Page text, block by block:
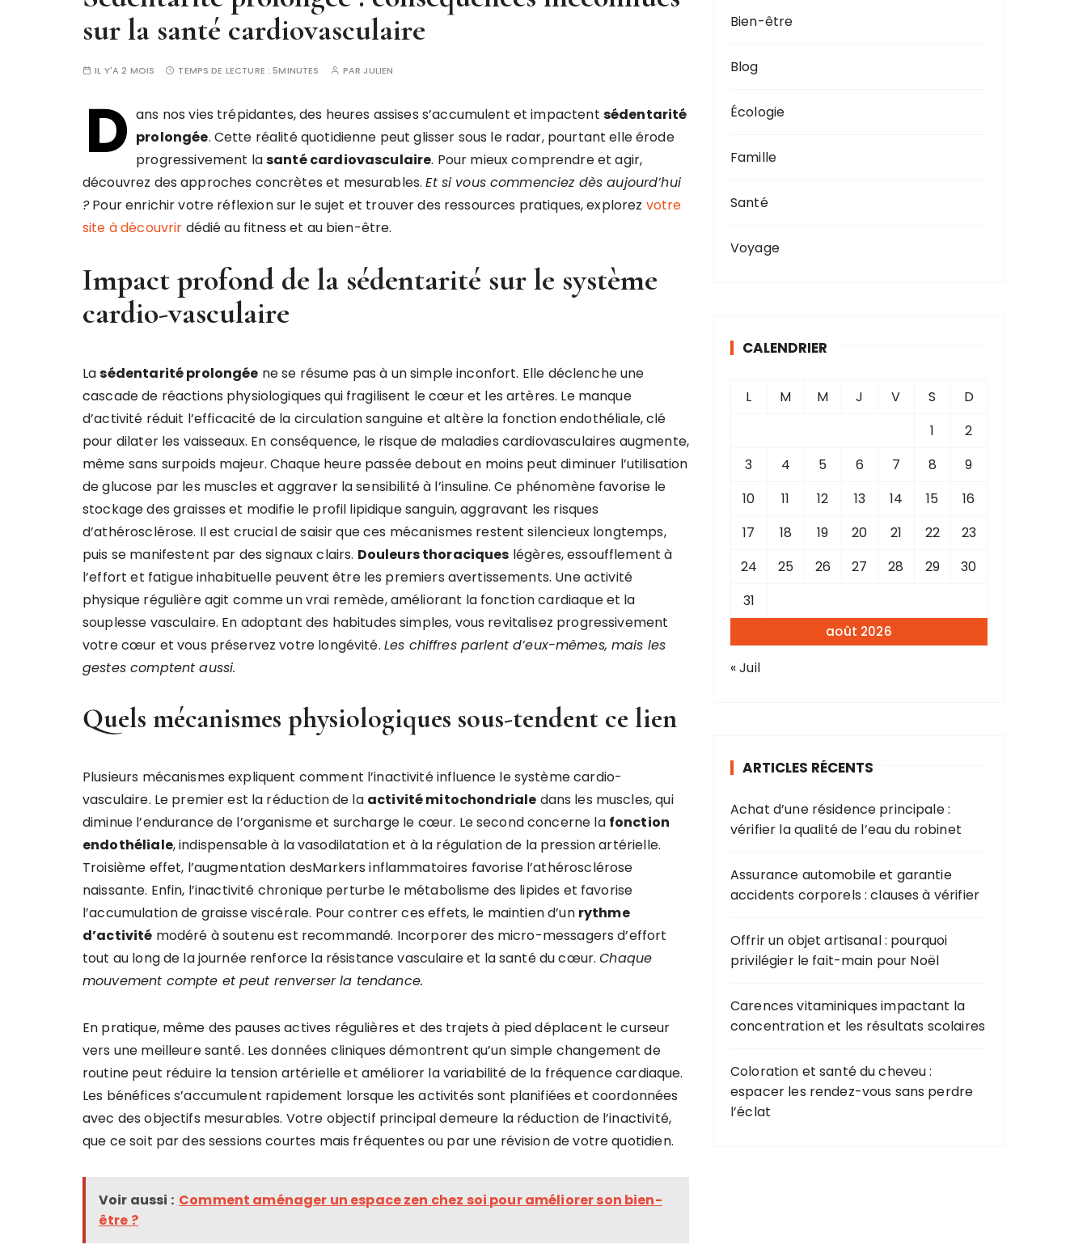
sur la santé cardiovasculaire
IL Y'A 2 MOIS TEMPS DE LECTURE :5MINUTES PAR JULIEN
D ans nos vies trépidantes, des heures assises s’accumulent et impactent sédentarité
prolongée. Cette réalité quotidienne peut glisser sous le radar, pourtant elle érode
progressivement lasanté cardiovasculaire. Pour mieux comprendre et agir,
découvrez des approches concrètes et mesurables.Et si vous commenciez dès aujourd’hui
?Pour enrichir votre réflexion sur le sujet et trouver des ressources pratiques, explorez votre
site à découvrir dédié au fitness et au bien-être.
Impact profond de la sédentarité sur le système
cardio-vasculaire
Lasédentarité prolongée ne se résume pas à un simple inconfort. Elle déclenche une
cascade de réactions physiologiques qui fragilisent le cœur et les artères. Le manque
d’activité réduit l’efficacité de la circulation sanguine et altère la fonction endothéliale, clé
pour dilater les vaisseaux. En conséquence, le risque de maladies cardiovasculaires augmente,
même sans surpoids majeur. Chaque heure passée debout en moins peut diminuer l’utilisation
de glucose par les muscles et aggraver la sensibilité à l’insuline. Ce phénomène favorise le
stockage des graisses et modifie le profil lipidique sanguin, aggravant les risques
d’athérosclérose. Il est crucial de saisir que ces mécanismes restent silencieux longtemps,
puis se manifestent par des signaux clairs. Douleurs thoraciques légères, essoufflement à
l’effort et fatigue inhabituelle peuvent être les premiers avertissements. Une activité
physique régulière agit comme un vrai remède, améliorant la fonction cardiaque et la
souplesse vasculaire. En adoptant des habitudes simples, vous revitalisez progressivement
votre cœur et vous préservez votre longévité. Les chiffres parlent d’eux-mêmes, mais les
gestes comptent aussi.
Quels mécanismes physiologiques sous-tendent ce lien
Plusieurs mécanismes expliquent comment l’inactivité influence le système cardio-
vasculaire. Le premier est la réduction de la activité mitochondriale dans les muscles, qui
diminue l’endurance de l’organisme et surcharge le cœur. Le second concerne la fonction
endothéliale, indispensable à la vasodilatation et à la régulation de la pression artérielle.
Troisième effet, l’augmentation desMarkers inflammatoires favorise l’athérosclérose
naissante. Enfin, l’inactivité chronique perturbe le métabolisme des lipides et favorise
l’accumulation de graisse viscérale. Pour contrer ces effets, le maintien d’un rythme
d’activité modéré à soutenu est recommandé. Incorporer des micro-messagers d’effort
tout au long de la journée renforce la résistance vasculaire et la santé du cœur.Chaque
mouvement compte et peut renverser la tendance.
En pratique, même des pauses actives régulières et des trajets à pied déplacent le curseur
vers une meilleure santé. Les données cliniques démontrent qu’un simple changement de
routine peut réduire la tension artérielle et améliorer la variabilité de la fréquence cardiaque.
Les bénéfices s’accumulent rapidement lorsque les activités sont planifiées et coordonnées
avec des objectifs mesurables. Votre objectif principal demeure la réduction de l’inactivité,
que ce soit par des sessions courtes mais fréquentes ou par une révision de votre quotidien.
Voir aussi : Comment aménager un espace zen chez soi pour améliorer son bien-
être ?
Bien-être
Blog
Écologie
Famille
Santé
Voyage
CALENDRIER
août 2026
L M M J V S
D
1
2
3
4 5 6 7 8
9
10
11 12 13 14 15
16
17
18 19 20 21 22
23
24
25 26 27 28 29
30
31
« Juil
ARTICLES RÉCENTS
Achat d’une résidence principale :
vérifier la qualité de l’eau du robinet
Assurance automobile et garantie
accidents corporels : clauses à vérifier
Offrir un objet artisanal : pourquoi
privilégier le fait-main pour Noël
Carences vitaminiques impactant la
concentration et les résultats scolaires
Coloration et santé du cheveu :
espacer les rendez-vous sans perdre
l’éclat